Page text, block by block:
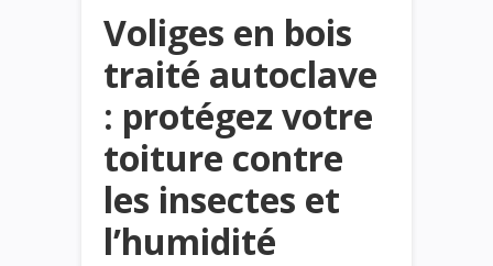
Voliges en bois
traité autoclave
: protégez votre
toiture contre
les insectes et
l’humidité